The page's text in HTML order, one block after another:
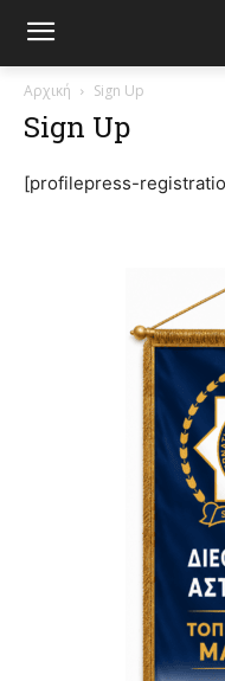
Αρχική Sign Up
Sign Up
[profilepress-